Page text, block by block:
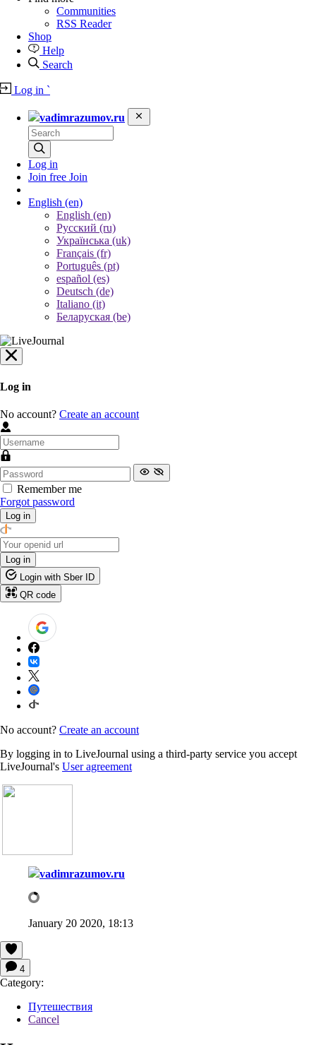
Communities
RSS Reader
Shop
Help
Search
Log in `
vadimrazumov.ru
Log in
Join free Join
English (en)
English (en)
Русский (ru)
Українська (uk)
Français (fr)
Português (pt)
español (es)
Deutsch (de)
Italiano (it)
Беларуская (be)
Log in
No account? Create an account
Remember me
Forgot password
Log in
Log in
Login with Sber ID
QR code
No account? Create an account
By logging in to LiveJournal using a third-party service you accept
LiveJournal's User agreement
vadimrazumov.ru
January 20 2020, 18:13
4
Category:
Путешествия
Cancel